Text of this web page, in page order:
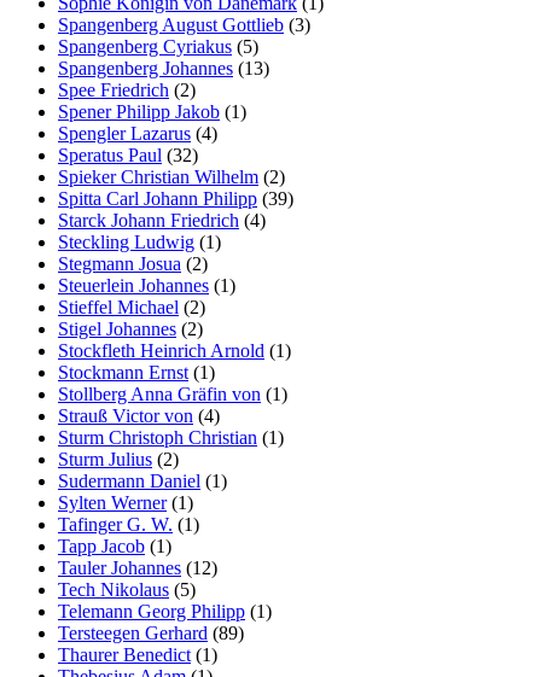
Spangenberg August Gottlieb (3)
Spangenberg Cyriakus (5)
Spangenberg Johannes (13)
Spee Friedrich (2)
Spener Philipp Jakob (1)
Spengler Lazarus (4)
Speratus Paul (32)
Spieker Christian Wilhelm (2)
Spitta Carl Johann Philipp (39)
Starck Johann Friedrich (4)
Steckling Ludwig (1)
Stegmann Josua (2)
Steuerlein Johannes (1)
Stieffel Michael (2)
Stigel Johannes (2)
Stockfleth Heinrich Arnold (1)
Stockmann Ernst (1)
Stollberg Anna Gräfin von (1)
Strauß Victor von (4)
Sturm Christoph Christian (1)
Sturm Julius (2)
Sudermann Daniel (1)
Sylten Werner(1)
Tafinger G. W. (1)
Tapp Jacob (1)
Tauler Johannes (12)
Tech Nikolaus (5)
Telemann Georg Philipp (1)
Tersteegen Gerhard (89)
Thaurer Benedict (1)